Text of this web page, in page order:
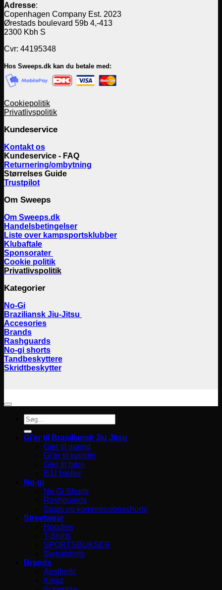
Adresse:
Copenhagen Company Est. 2023
Ørestads boulevard 59b 4,-413
2300 Kbh S
Cvr: 44195348
Hos Sweeps.dk kan du betale med:
Cookiepolitik
Privatlivspolitik
Kundeservice
Kontakt os
Kundeservice - FAQ
Returnering/ombytning
Størrelses Guide
Trustpilot
Om Sweeps
Om Sweeps.dk
Handelsbetingelser
Liste over kampsportsklubber
Klubaftale
Sponsorater
Cookie politik
Privatlivspolitik
Kategorier
No-Gi
Braziliansk Jiu-Jitsu
Accesories
Brands
Rashguards
No-gi shorts
Tandbeskyttere
Skridtbeskytter
Søg
efter:
Gi’er til Brasiliansk Jiu Jitsu
Gier til mænd
Gi’er til kvinder
Gier til børn
BJJ bælter
No-gi
No Gi Shorts
Rashguards
Spats og kompressionsshorts
Streetwear
Hoodies
T-Shirts
SPORTSBUKSER
Sweatshirts
Brands
Aesthetic
Kingz